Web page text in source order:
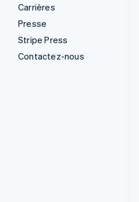
Carrières
Presse
Stripe Press
Contactez-nous